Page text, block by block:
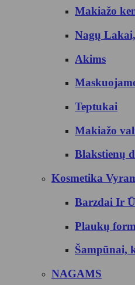
Makiažo
Nagų
Akims
Teptukai
Makiažo
Blakstienų
Kosmetika
Barzdai Ir
Plaukų
Šampūnai,
NAGAMS